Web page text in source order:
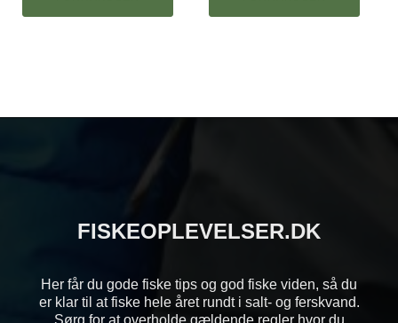
FISKEOPLEVELSER.DK
Her får du gode fiske tips og god fiske viden, så du
er klar til at fiske hele året rundt i salt- og ferskvand.
Sørg for at overholde gældende regler hvor du